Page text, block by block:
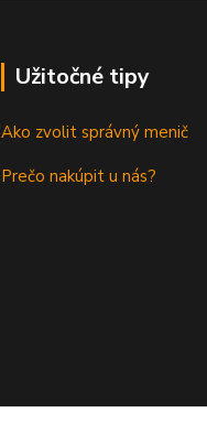
Užitočné tipy
Ako zvolit správný menič
Prečo nakúpit u nás?